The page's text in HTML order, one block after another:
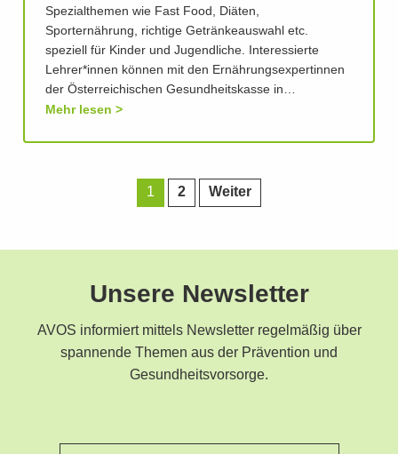
Spezialthemen wie Fast Food, Diäten,
Sporternährung, richtige Getränkeauswahl etc.
speziell für Kinder und Jugendliche. Interessierte
Lehrer*innen können mit den Ernährungsexpertinnen
der Österreichischen Gesundheitskasse in…
Mehr lesen
1 2 Weiter
Unsere Newsletter
AVOS informiert mittels Newsletter regelmäßig über
spannende Themen aus der Prävention und
Gesundheitsvorsorge.